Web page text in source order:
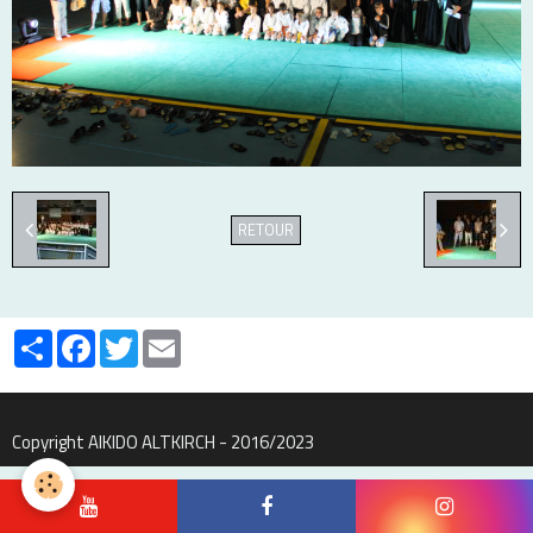
RETOUR
PartagerFacebook
Twitter
Copyright AIKIDO ALTKIRCH - 2016/2023